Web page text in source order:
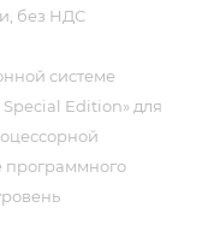
без НДС
системе
Edition» для
программного